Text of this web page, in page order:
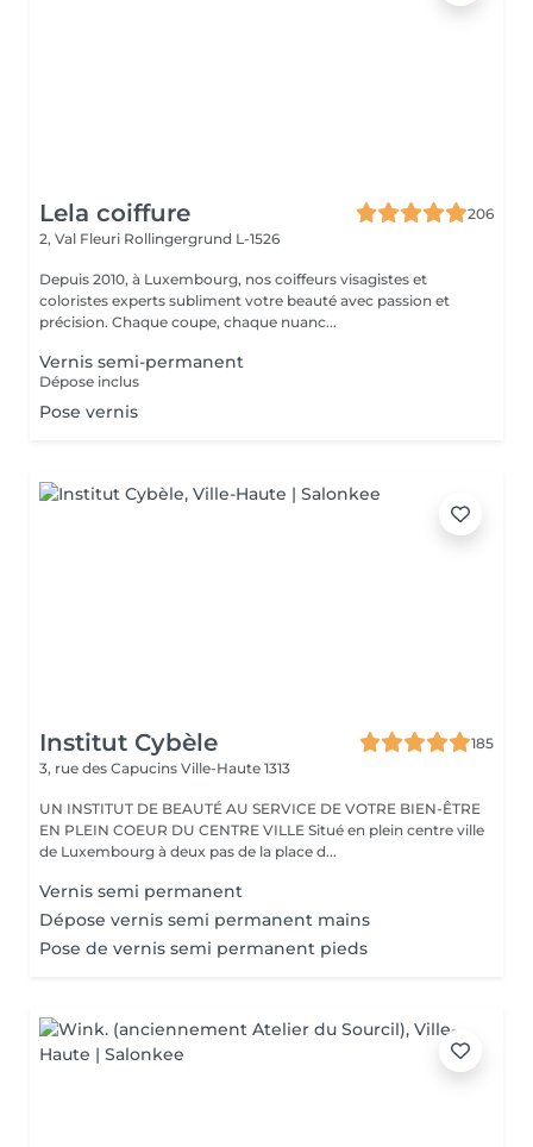
Lela coiffure
206
2, Val Fleuri Rollingergrund L-1526
Depuis 2010, à Luxembourg, nos coiffeurs visagistes et
coloristes experts subliment votre beauté avec passion et
précision. Chaque coupe, chaque nuanc...
Vernis semi-permanent
Dépose inclus
Pose vernis
Institut Cybèle
185
3, rue des Capucins Ville-Haute 1313
UN INSTITUT DE BEAUTÉ AU SERVICE DE VOTRE BIEN-ÊTRE
EN PLEIN COEUR DU CENTRE VILLE Situé en plein centre ville
de Luxembourg à deux pas de la place d...
Vernis semi permanent
Dépose vernis semi permanent mains
Pose de vernis semi permanent pieds